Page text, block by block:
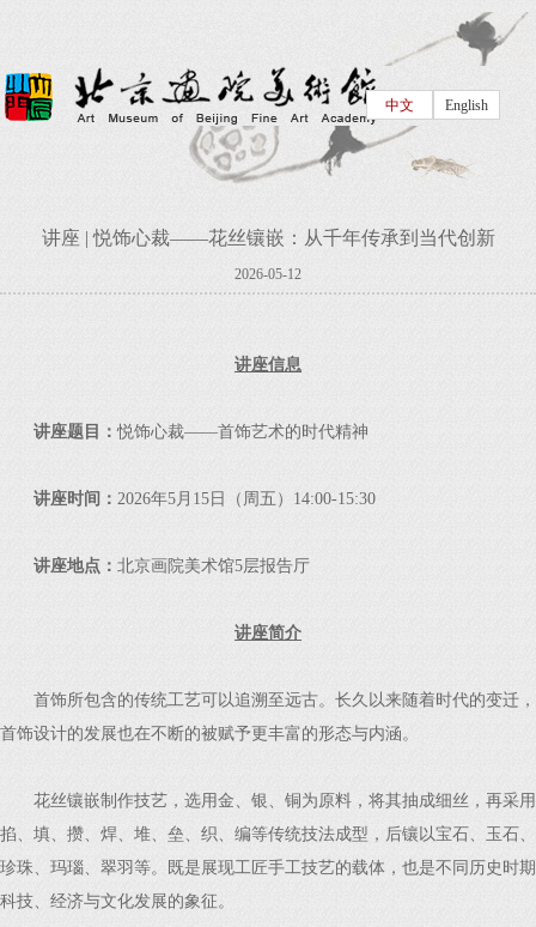
English
中文
讲座 | 悦饰心裁——花丝镶嵌：从千年传承到当代创新
2026-05-12
讲座信息
讲座题目：悦饰心裁——首饰艺术的时代精神
讲座时间： 2026年5月15日（周五）14:00-15:30
讲座地点： 北京画院美术馆5层报告厅
讲座简介
首饰所包含的传统工艺可以追溯至远古。长久以来随着时代的变迁，
首饰设计的发展也在不断的被赋予更丰富的形态与内涵。
花丝镶嵌制作技艺，选用金、银、铜为原料，将其抽成细丝，再采用
掐、填、攒、焊、堆、垒、织、编等传统技法成型，后镶以宝石、玉石、
珍珠、玛瑙、翠羽等。既是展现工匠手工技艺的载体，也是不同历史时期
科技、经济与文化发展的象征。